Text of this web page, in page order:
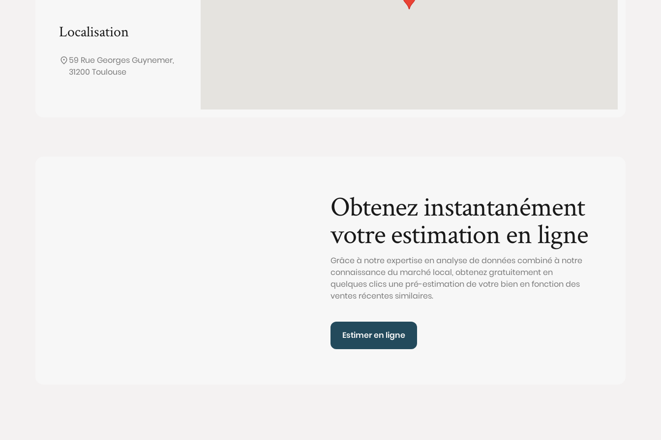
Localisation
59 Rue Georges Guynemer,
31200 Toulouse
Obtenez instantanément
votre estimation en ligne
Grâce à notre expertise en analyse de données combiné à notre
connaissance du marché local, obtenez gratuitement en
quelques clics une pré-estimation de votre bien en fonction des
ventes récentes similaires.
Estimer en ligne